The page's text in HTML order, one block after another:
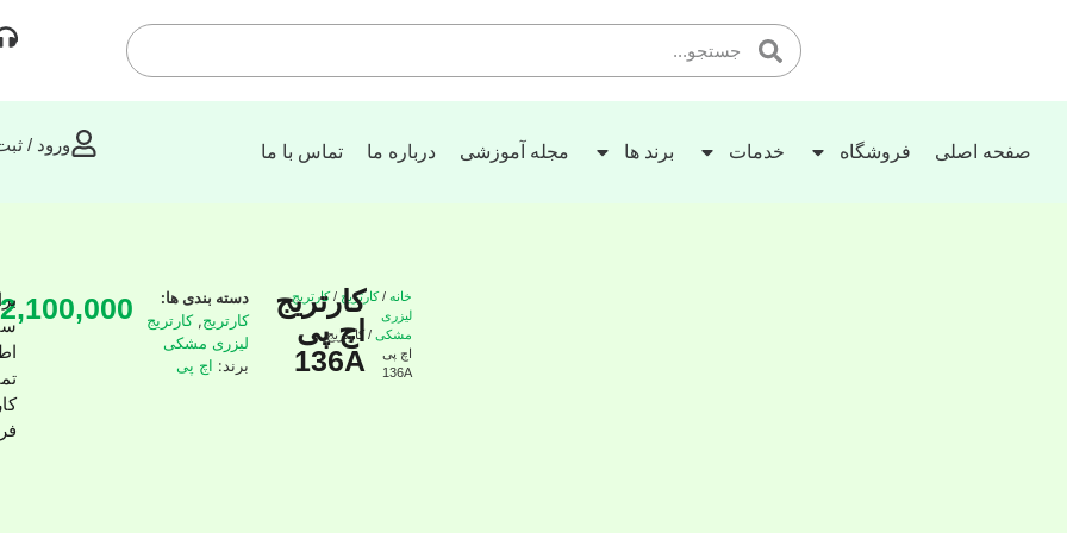
صفحه اصلی فروشگاه خدمات برند ها مجله آموزشی درباره ما تماس با ما ورود /
خانه/کارتریج /کارتریج
لیزری
مشکی/ کارتریج
اچ پی
136A
کارتریج
اچ پی
136A
دسته بندی ها:
کارتریج,کارتریج
لیزری مشکی
برند: اچ پی
2,100,000